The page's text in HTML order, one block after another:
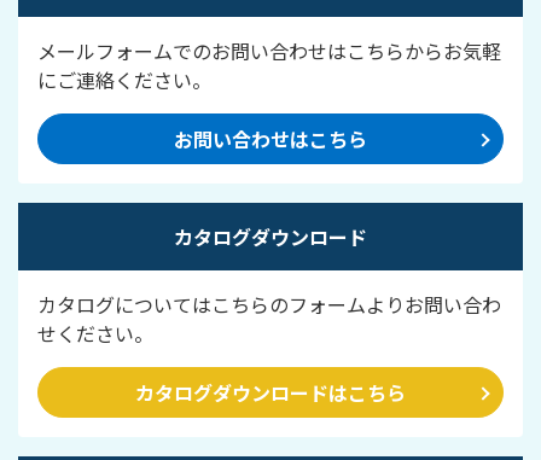
メールフォームでのお問い合わせはこちらからお気軽
にご連絡ください。
お問い合わせはこちら
カタログダウンロード
カタログについてはこちらのフォームよりお問い合わ
せください。
カタログダウンロードはこちら